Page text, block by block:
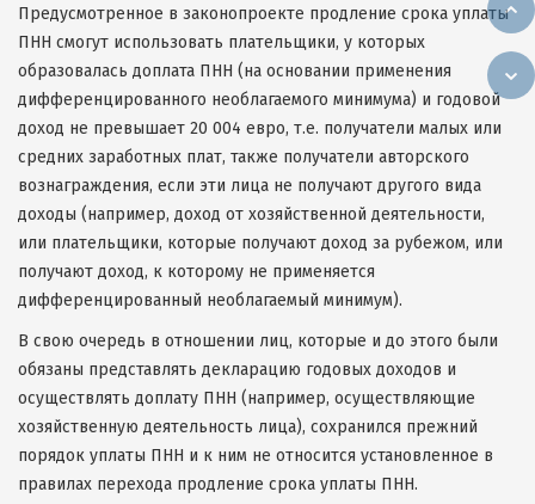
Предусмотренное в законопроекте продление срока уплаты
ПНН смогут использовать плательщики, у которых
образовалась доплата ПНН (на основании применения
дифференцированного необлагаемого минимума) и годовой
доход не превышает 20 004 евро, т.е. получатели малых или
средних заработных плат, также получатели авторского
вознаграждения, если эти лица не получают другого вида
доходы (например, доход от хозяйственной деятельности,
или плательщики, которые получают доход за рубежом, или
получают доход, к которому не применяется
дифференцированный необлагаемый минимум).
В свою очередь в отношении лиц, которые и до этого были
обязаны представлять декларацию годовых доходов и
осуществлять доплату ПНН (например, осуществляющие
хозяйственную деятельность лица), сохранился прежний
порядок уплаты ПНН и к ним не относится установленное в
правилах перехода продление срока уплаты ПНН.